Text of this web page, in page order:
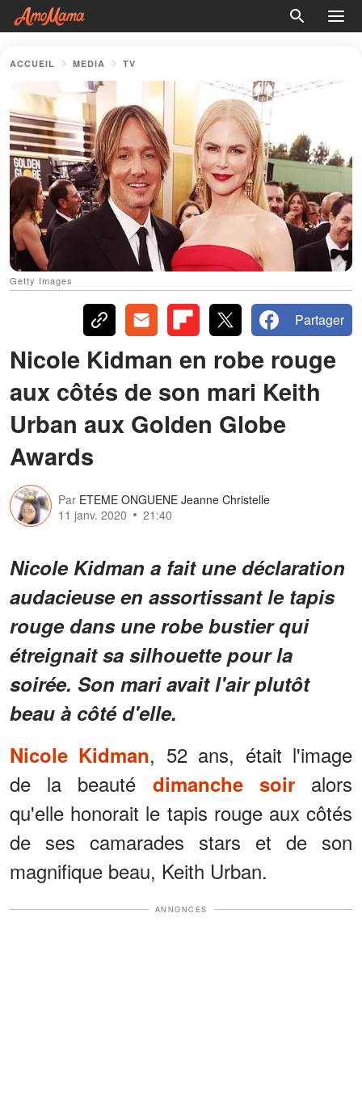
ACCUEIL MEDIA TV
Getty Images
Partager
Nicole Kidman en robe rouge
aux côtés de son mari Keith
Urban aux Golden Globe
Awards
Par ETEME ONGUENE Jeanne Christelle
11 janv. 2020
21:40
Nicole Kidman a fait une déclaration
audacieuse en assortissant le tapis
rouge dans une robe bustier qui
étreignait sa silhouette pour la
soirée. Son mari avait l'air plutôt
beau à côté d'elle.
Nicole Kidman, 52 ans, était l'image
de la beauté dimanche soiralors
qu'elle honorait le tapis rouge aux côtés
de ses camarades stars et de son
magnifique beau, Keith Urban.
ANNONCES